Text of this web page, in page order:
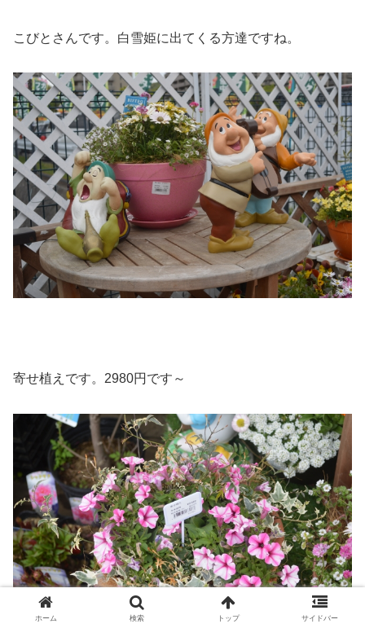
こびとさんです。白雪姫に出てくる方達ですね。
寄せ植えです。2980円です～
ホーム 検索 トップ サイドバー